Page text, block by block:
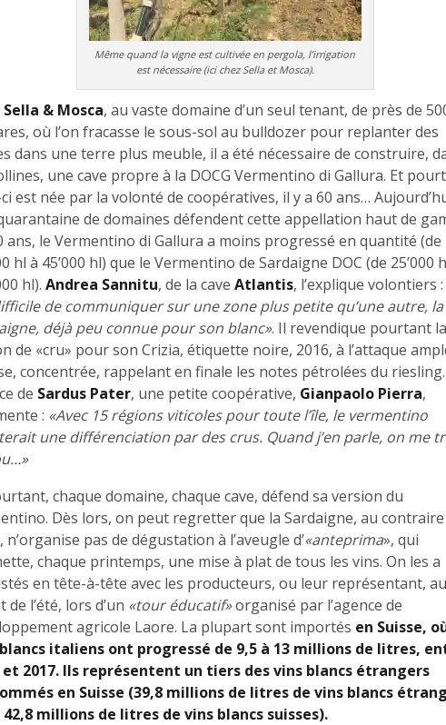
Même quand la vigne est cultivée en pergola, l’irrigation
est nécessaire (ici chez Sella et Mosca).
Sella & Mosca, au vaste domaine d’un seul tenant, de près de
où l’on fracasse le sous-sol au bulldozer pour replanter des
dans une terre plus meuble, il a été nécessaire de construire,
une cave propre à la DOCG Vermentino di Gallura. Et
est née par la volonté de coopératives, il y a 60 ans…
de domaines défendent cette appellation haut de
ans, le Vermentino di Gallura a moins progressé en quantité (de
hl à 45’000 hl) que le Vermentino de Sardaigne DOC (de 25’000
hl). Andrea Sannitu, de la cave Atlantis, l’explique volontiers :
de communiquer sur une zone plus petite qu’une autre, la
déjà peu connue pour son blanc». Il revendique pourtant la
de «cru» pour son Crizia, étiquette noire, 2016, à l’attaque
concentrée, rappelant en finale les notes pétrolées du
de Sardus Pater, une petite coopérative, Gianpaolo Pierra,
: «Avec 15 régions viticoles pour toute l’île, le vermentino
une différenciation par des crus. Quand j’en parle, on me
chaque domaine, chaque cave, défend sa version du
Dès lors, on peut regretter que la Sardaigne, au contraire
n’organise pas de dégustation à l’aveugle d’«anteprima», qui
chaque printemps, une mise à plat de tous les vins. On les a
en tête-à-tête avec les producteurs, ou leur représentant, au
de l’été, lors d’un «tour éducatif»organisé par l’agence de
agricole Laore. La plupart sont importés en Suisse,
italiens ont progressé de 9,5 à 13 millions de litres,
et 2017. Ils représentent un tiers des vins blancs étrangers
en Suisse (39,8 millions de litres de vins blancs
millions de litres de vins blancs suisses).